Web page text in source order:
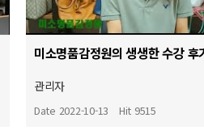
관리자
Date 2022-10-13 Hit 9515